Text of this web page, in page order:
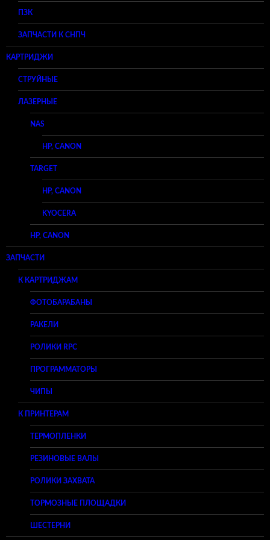
ПЗК
ЗАПЧАСТИ К СНПЧ
КАРТРИДЖИ
СТРУЙНЫЕ
ЛАЗЕРНЫЕ
NAS
HP, CANON
TARGET
HP, CANON
KYOCERA
HP, CANON
ЗАПЧАСТИ
К КАРТРИДЖАМ
ФОТОБАРАБАНЫ
РАКЕЛИ
РОЛИКИ RPC
ПРОГРАММАТОРЫ
ЧИПЫ
К ПРИНТЕРАМ
ТЕРМОПЛЕНКИ
РЕЗИНОВЫЕ ВАЛЫ
РОЛИКИ ЗАХВАТА
ТОРМОЗНЫЕ ПЛОЩАДКИ
ШЕСТЕРНИ